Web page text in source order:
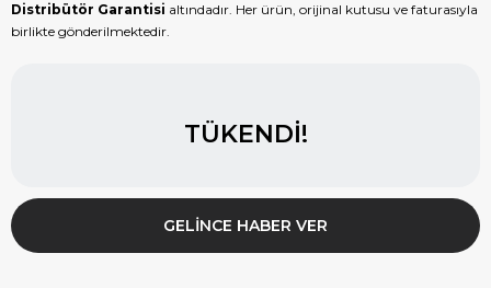
Distribütör Garantisi altındadır. Her ürün, orijinal kutusu ve faturasıyla
birlikte gönderilmektedir.
TÜKENDI!
GELINCE HABER VER